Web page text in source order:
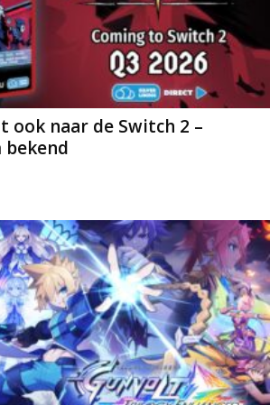
ook naar de Switch 2 –
bekend